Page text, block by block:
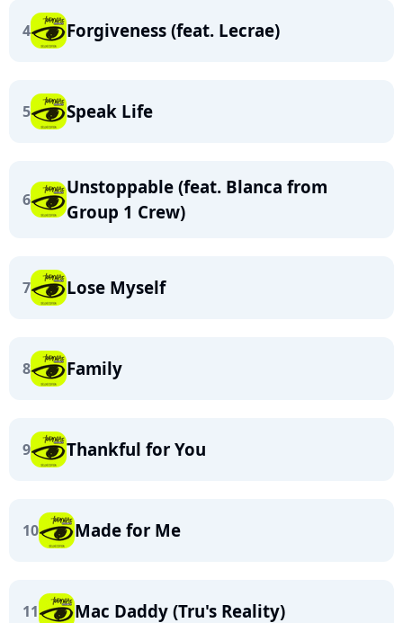
4 Forgiveness (feat. Lecrae)
5 Speak Life
6
Unstoppable (feat. Blanca from
Group 1 Crew)
7 Lose Myself
8 Family
9 Thankful for You
10 Made for Me
11 Mac Daddy (Tru's Reality)